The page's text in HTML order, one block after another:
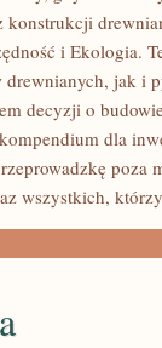
i Ekologia.
jak i
decyzji o
dla
poza
wszystkich,